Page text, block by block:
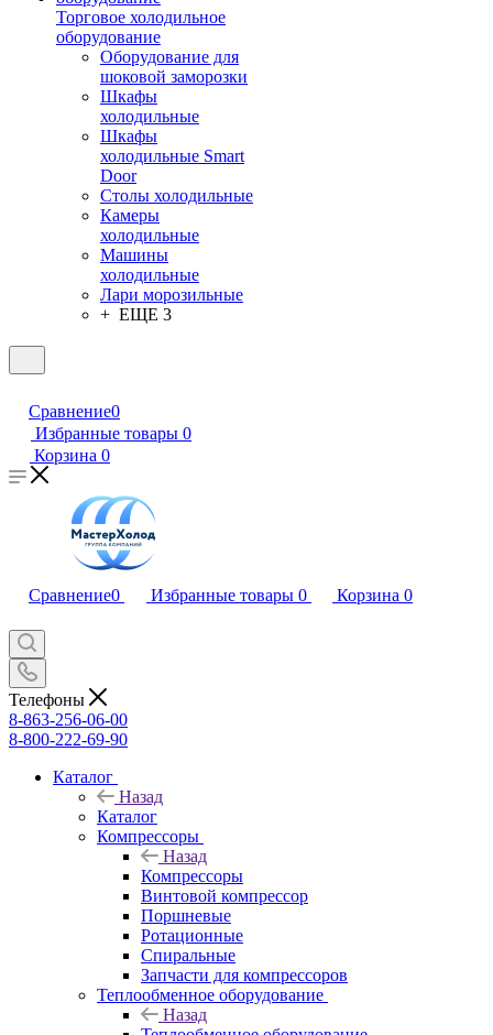
Торговое холодильное
оборудование
Оборудование для
шоковой заморозки
Шкафы
холодильные
Шкафы
холодильные Smart
Door
Столы холодильные
Камеры
холодильные
Машины
холодильные
Лари морозильные
+ ЕЩЕ 3
Сравнение0
Избранные товары 0
Корзина 0
Сравнение0 Избранные товары 0 Корзина 0
Телефоны
8-863-256-06-00
8-800-222-69-90
Каталог
Назад
Каталог
Компрессоры
Назад
Компрессоры
Винтовой компрессор
Поршневые
Ротационные
Спиральные
Запчасти для компрессоров
Теплообменное оборудование
Назад